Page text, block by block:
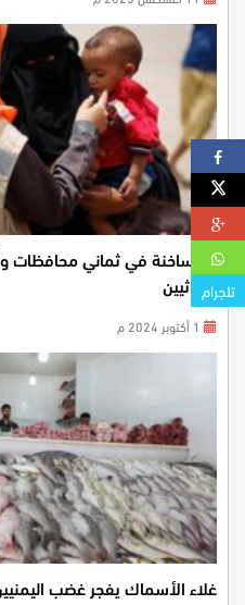
بؤر ساخنة في ثماني محافظات
الحوثيين
غلاء الأسماك يفجر غضب
تلجرام